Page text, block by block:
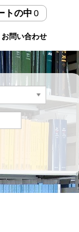
トの中 0
お問い合わせ